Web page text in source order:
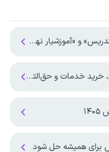
و «آموزشیار نهضت»
خدمات و حق‌التدریس
برای همیشه حل شود